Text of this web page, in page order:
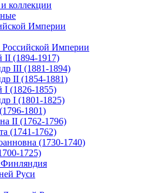
коллекции
Империи
Империи
II (1894-1917)
III (1881-1894)
II (1854-1881)
I (1826-1855)
I (1801-1825)
1801)
II (1762-1796)
(1741-1762)
(1730-1740)
1725)
Финляндия
Руси